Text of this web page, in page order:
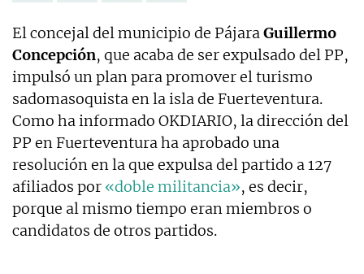
El concejal del municipio de PájaraGuillermo
Concepción, que acaba de ser expulsado del PP,
impulsó un plan para promover el turismo
sadomasoquista en la isla de Fuerteventura.
Como ha informado OKDIARIO, la dirección del
PP en Fuerteventura ha aprobado una
resolución en la que expulsa del partido a 127
afiliados por «doble militancia», es decir,
porque al mismo tiempo eran miembros o
candidatos de otros partidos.